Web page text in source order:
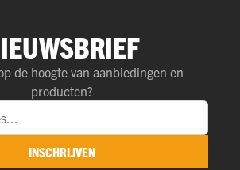
de hoogte van aanbiedingen en
producten?
INSCHRIJVEN